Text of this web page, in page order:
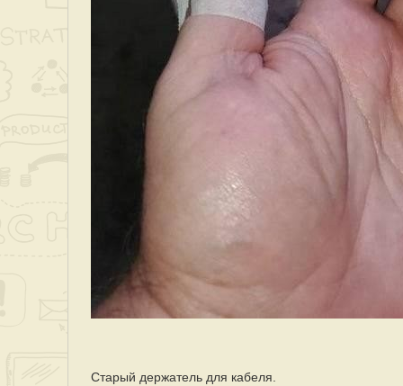
Старый держатель для кабеля.